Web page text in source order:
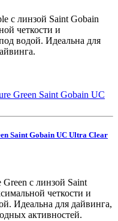
с линзой Saint Gobain
четкости и
водой. Идеальна для
Saint Gobain UC Ultra Clear
с линзой Saint
четкости и
Идеальна для дайвинга,
активностей.